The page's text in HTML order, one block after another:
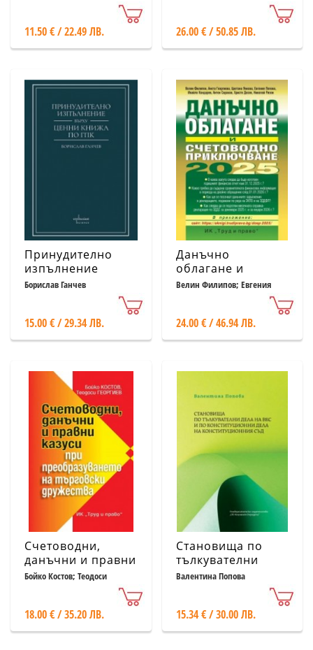
11.50 € / 22.49 ЛВ. 26.00 € / 50.85 ЛВ.
Принудително
изпълнение
върху ценни
Борислав Ганчев
15.00 € / 29.34 ЛВ.
Данъчно
облагане и
счетоводно
Велин Филипов; Евгения
Попова; Ивайло Кондарев и
24.00 € / 46.94 ЛВ.
Счетоводни,
данъчни и правни
казуси при
преобразуването
дружества
Бойко Костов; Теодоси
18.00 € / 35.20 ЛВ.
Становища по
тълкувателни
дела на ВКС и по
Конституционни
Конституционния
съд
Валентина Попова
15.34 € / 30.00 ЛВ.